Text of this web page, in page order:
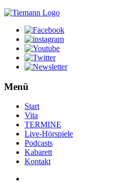
Menü
Start
Vita
TERMINE
Live-Hörspiele
Podcasts
Kabarett
Kontakt